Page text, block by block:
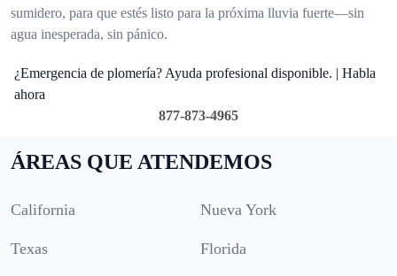
sumidero, para que estés listo para la próxima lluvia fuerte—sin
agua inesperada, sin pánico.
¿Emergencia de plomería? Ayuda profesional disponible. | Habla
ahora
877-873-4965
ÁREAS QUE ATENDEMOS
California Nueva York
Texas Florida